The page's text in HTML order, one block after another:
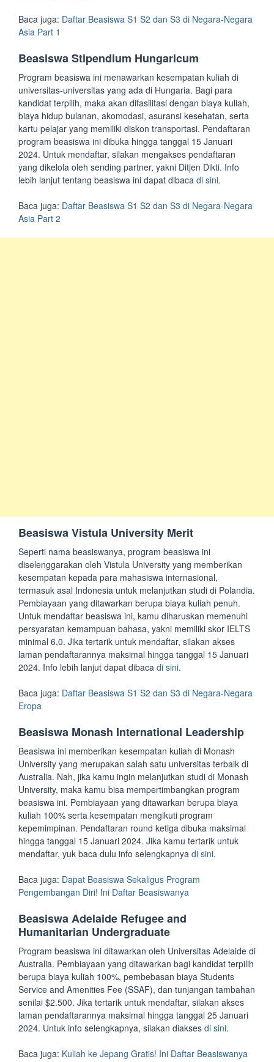
Baca juga: Daftar Beasiswa S1 S2 dan S3 di Negara-Negara
Asia Part 1
Beasiswa Stipendium Hungaricum
Program beasiswa ini menawarkan kesempatan kuliah di
universitas-universitas yang ada di Hungaria. Bagi para
kandidat terpilih, maka akan difasilitasi dengan biaya kuliah,
biaya hidup bulanan, akomodasi, asuransi kesehatan, serta
kartu pelajar yang memiliki diskon transportasi. Pendaftaran
program beasiswa ini dibuka hingga tanggal 15 Januari
2024. Untuk mendaftar, silakan mengakses pendaftaran
yang dikelola oleh sending partner, yakni Ditjen Dikti. Info
lebih lanjut tentang beasiswa ini dapat dibaca di sini.
Baca juga: Daftar Beasiswa S1 S2 dan S3 di Negara-Negara
Asia Part 2
Beasiswa Vistula University Merit
Seperti nama beasiswanya, program beasiswa ini
diselenggarakan oleh Vistula University yang memberikan
kesempatan kepada para mahasiswa internasional,
termasuk asal Indonesia untuk melanjutkan studi di Polandia.
Pembiayaan yang ditawarkan berupa biaya kuliah penuh.
Untuk mendaftar beasiswa ini, kamu diharuskan memenuhi
persyaratan kemampuan bahasa, yakni memiliki skor IELTS
minimal 6,0. Jika tertarik untuk mendaftar, silakan akses
laman pendaftarannya maksimal hingga tanggal 15 Januari
2024. Info lebih lanjut dapat dibaca di sini.
Baca juga: Daftar Beasiswa S1 S2 dan S3 di Negara-Negara
Eropa
Beasiswa Monash International Leadership
Beasiswa ini memberikan kesempatan kuliah di Monash
University yang merupakan salah satu universitas terbaik di
Australia. Nah, jika kamu ingin melanjutkan studi di Monash
University, maka kamu bisa mempertimbangkan program
beasiswa ini. Pembiayaan yang ditawarkan berupa biaya
kuliah 100% serta kesempatan mengikuti program
kepemimpinan. Pendaftaran round ketiga dibuka maksimal
hingga tanggal 15 Januari 2024. Jika kamu tertarik untuk
mendaftar, yuk baca dulu info selengkapnya di sini.
Baca juga: Dapat Beasiswa Sekaligus Program
Pengembangan Diri! Ini Daftar Beasiswanya
Beasiswa Adelaide Refugee and
Humanitarian Undergraduate
Program beasiswa ini ditawarkan oleh Universitas Adelaide di
Australia. Pembiayaan yang ditawarkan bagi kandidat terpilih
berupa biaya kuliah 100%, pembebasan biaya Students
Service and Amenities Fee (SSAF), dan tunjangan tambahan
senilai $2.500. Jika tertarik untuk mendaftar, silakan akses
laman pendaftarannya maksimal hingga tanggal 25 Januari
2024. Untuk info selengkapnya, silakan diakses di sini.
Baca juga: Kuliah ke Jepang Gratis! Ini Daftar Beasiswanya